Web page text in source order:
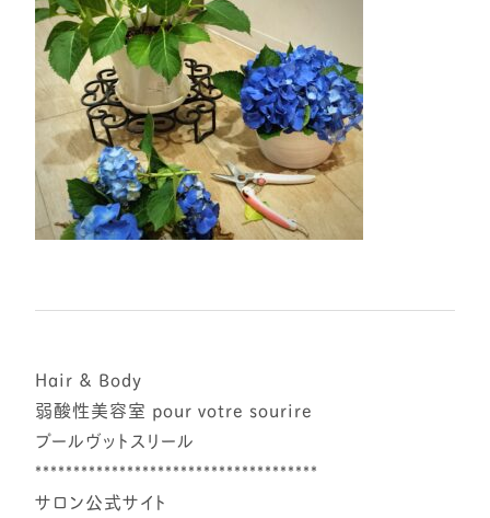
Hair & Body
弱酸性美容室 pour votre sourire
プールヴットスリール
*************************************
サロン公式サイト